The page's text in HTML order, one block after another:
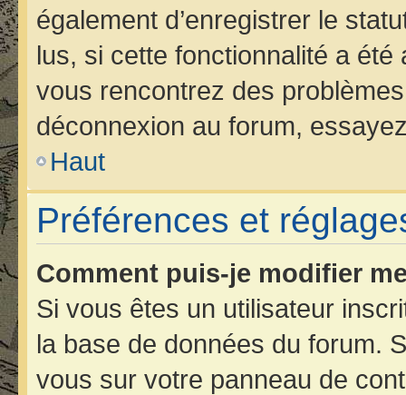
également d’enregistrer le
lus, si cette fonctionnalité a
vous rencontrez des
déconnexion au forum,
Haut
Préférences et
Comment puis-je modifier
Si vous êtes un utilisateur
la base de données du forum.
vous sur votre panneau de